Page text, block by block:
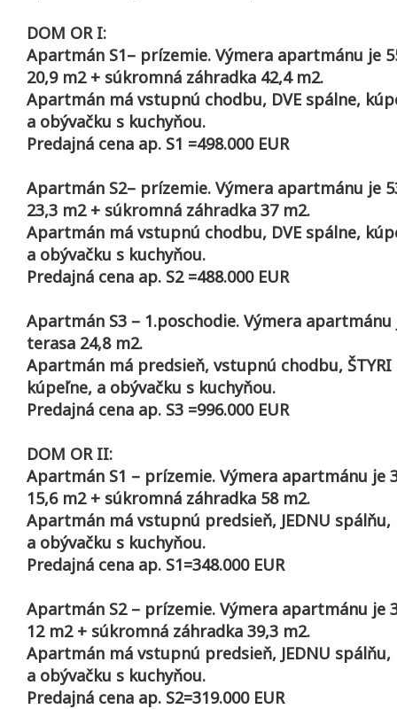
DOM OR I:
Apartmán S1– prízemie. Výmera apartmánu je
20,9 m2 + súkromná záhradka 42,4 m2.
Apartmán má vstupnú chodbu, DVE spálne,
a obývačku s kuchyňou.
Predajná cena ap. S1 =498.000 EUR
Apartmán S2– prízemie. Výmera apartmánu je
23,3 m2 + súkromná záhradka 37 m2.
Apartmán má vstupnú chodbu, DVE spálne,
a obývačku s kuchyňou.
Predajná cena ap. S2 =488.000 EUR
Apartmán S3 – 1.poschodie. Výmera apartmánu
terasa 24,8 m2.
Apartmán má predsieň, vstupnú chodbu, ŠTYRI
kúpeľne, a obývačku s kuchyňou.
Predajná cena ap. S3 =996.000 EUR
DOM OR II:
Apartmán S1 – prízemie. Výmera apartmánu je
15,6 m2 + súkromná záhradka 58 m2.
Apartmán má vstupnú predsieň, JEDNU
a obývačku s kuchyňou.
Predajná cena ap. S1=348.000 EUR
Apartmán S2 – prízemie. Výmera apartmánu je
12 m2 + súkromná záhradka 39,3 m2.
Apartmán má vstupnú predsieň, JEDNU
a obývačku s kuchyňou.
Predajná cena ap. S2=319.000 EUR